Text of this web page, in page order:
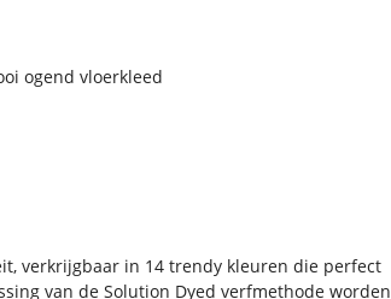
ogend vloerkleed
verkrijgbaar in 14 trendy kleuren die perfect
van de Solution Dyed verfmethode worden